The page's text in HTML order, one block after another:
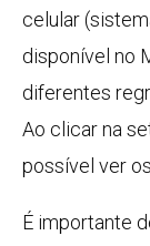
celular
disponível no
diferentes
Ao clicar na
possível ver
É importante